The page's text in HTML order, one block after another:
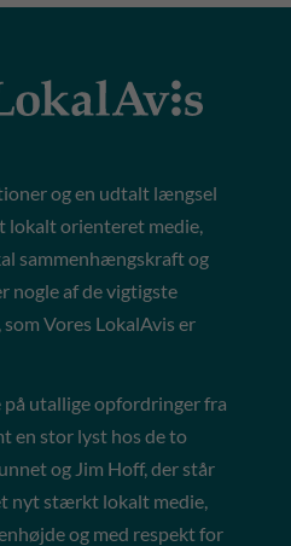
og en udtalt længsel
lokalt orienteret medie,
sammenhængskraft og
af de vigtigste
Vores LokalAvis er
på utallige opfordringer fra
en stor lyst hos de to
og Jim Hoff, der står
nyt stærkt lokalt medie,
og med respekt for